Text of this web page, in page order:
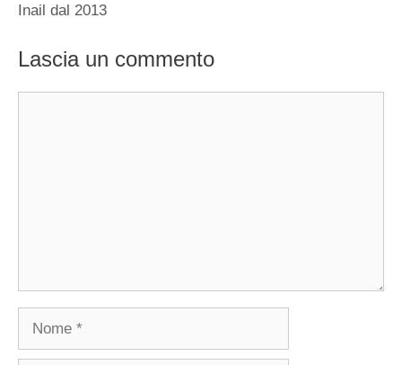
Inail dal 2013
Lascia un commento
Nome